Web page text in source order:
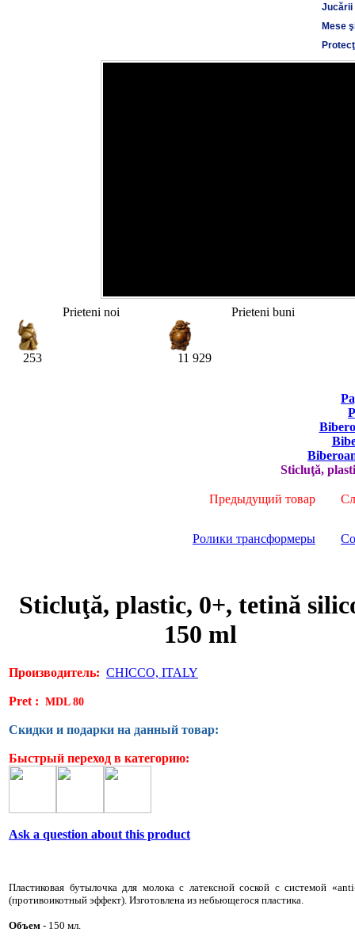
Jucării
Mese
Prieteni noi
253
Prieteni buni
11 929
Sticluţă,
Предыдущий товар
Ролики трансформеры
Sticluţă, plastic, 0+, tetină
150 ml
Производитель: CHICCO, ITALY
Pret : MDL 80
Скидки и подарки на данный товар:
Быстрый переход в категорию:
Ask a question about this product
Пластиковая бутылочка для молока с латексной соской с системой
(противоикотный эффект). Изготовлена из небьющегося пластика.
Объем - 150 мл.